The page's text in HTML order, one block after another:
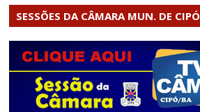
SESSÕES DA CÂMARA MUN. DE CIPÓ